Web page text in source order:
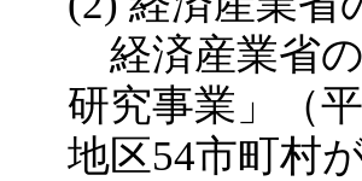
経済産業省
研究事業」（
地区54市町村